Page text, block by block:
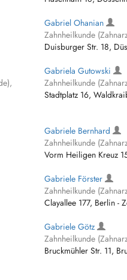
Gabriel Ohanian
Zahnheilkunde
Duisburger Str. 18,
Gabriela Gutowski
Zahnheilkunde
Stadtplatz 16,
Gabriele Bernhard
Zahnheilkunde
Vorm Heiligen Kreuz
Gabriele Förster
Zahnheilkunde
Clayallee 177, Berlin -
Gabriele Götz
Zahnheilkunde
Bruckmühler Str. 11,